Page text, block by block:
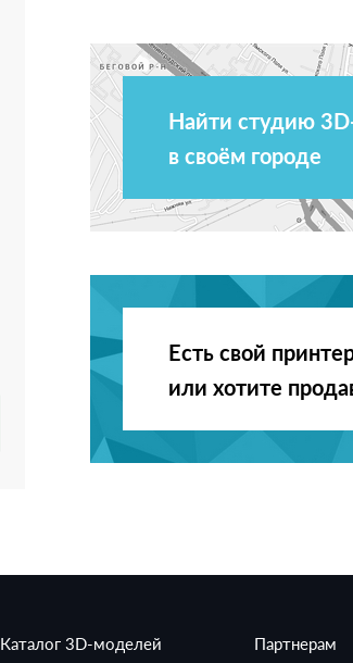
Найти студию
в своём городе
Есть свой
или хотите
Каталог 3D-моделей Партнерам